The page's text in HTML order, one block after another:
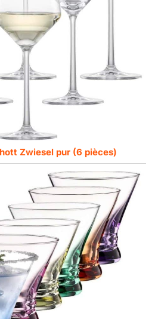
Zwiesel pur (6 pièces)